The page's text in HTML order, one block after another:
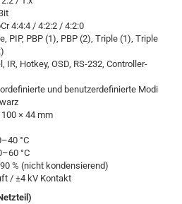
4:4:4 / 4:2:2 / 4:2:0
PIP, PBP (1), PBP (2), Triple (1), Triple
IR, Hotkey, OSD, RS-232, Controller-
und benutzerdefinierte Modi
× 44 mm
°C
°C
% (nicht kondensierend)
/ ±4 kV Kontakt